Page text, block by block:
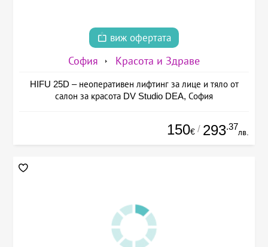
виж офертата
София Красота и Здраве
HIFU 25D – неоперативен лифтинг за лице и тяло от
салон за красота DV Studio DEA, София
150€ / 293.37
лв.